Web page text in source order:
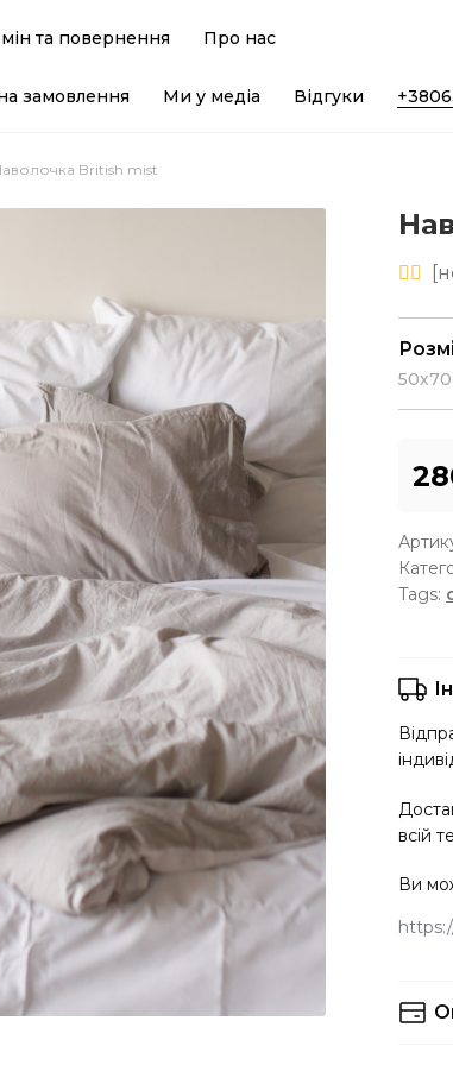
та повернення Про нас
замовлення Ми у медіа Відгуки
British mist
[
50х70
Tags:
всій
Ви